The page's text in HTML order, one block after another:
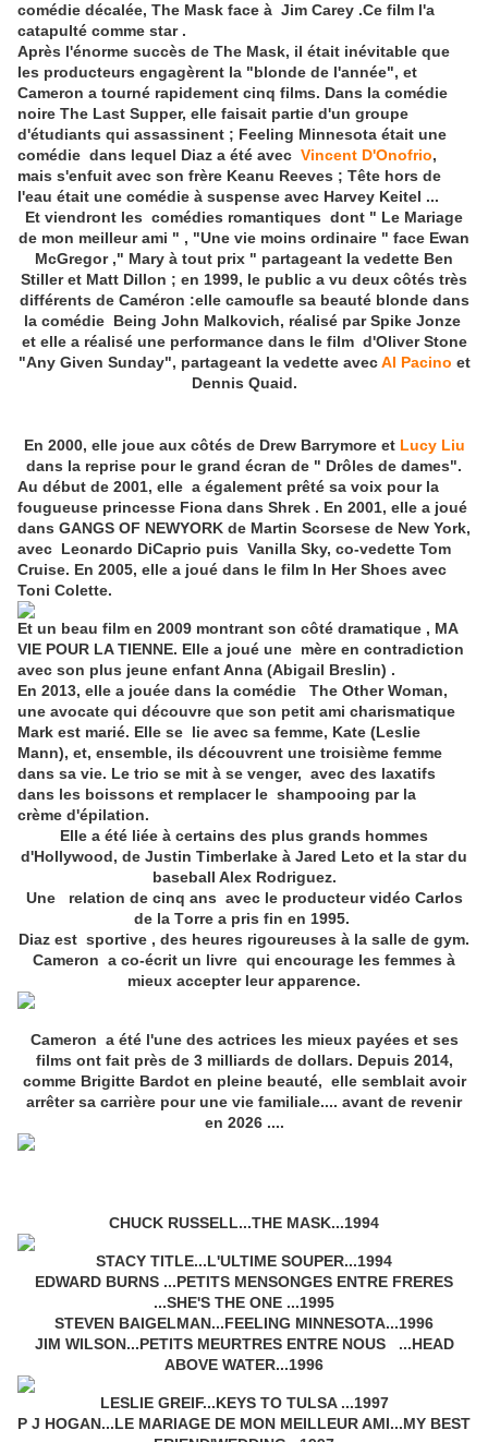
comédie décalée, The Mask face à Jim Carey .Ce film l'a
catapulté comme star .
Après l'énorme succès de The Mask, il était inévitable que
les producteurs engagèrent la "blonde de l'année", et
Cameron a tourné rapidement cinq films. Dans la comédie
noire The Last Supper, elle faisait partie d'un groupe
d'étudiants qui assassinent ; Feeling Minnesota était une
comédie dans lequel Diaz a été avec Vincent D'Onofrio,
mais s'enfuit avec son frère Keanu Reeves ; Tête hors de
l'eau était une comédie à suspense avec Harvey Keitel ...
Et viendront les comédies romantiques dont " Le Mariage
de mon meilleur ami " , "Une vie moins ordinaire " face Ewan
McGregor ," Mary à tout prix " partageant la vedette Ben
Stiller et Matt Dillon ; en 1999, le public a vu deux côtés très
différents de Caméron :elle camoufle sa beauté blonde dans
la comédie Being John Malkovich, réalisé par Spike Jonze
et elle a réalisé une performance dans le film d'Oliver Stone
"Any Given Sunday", partageant la vedette avecAl Pacino et
Dennis Quaid.
En 2000, elle joue aux côtés de Drew Barrymore et Lucy Liu
dans la reprise pour le grand écran de " Drôles de dames".
Au début de 2001, elle a également prêté sa voix pour la
fougueuse princesse Fiona dans Shrek . En 2001, elle a joué
dans GANGS OF NEWYORK de Martin Scorsese de New York,
avec Leonardo DiCaprio puis Vanilla Sky, co-vedette Tom
Cruise. En 2005, elle a joué dans le film In Her Shoes avec
Toni Colette.
Et un beau film en 2009 montrant son côté dramatique , MA
VIE POUR LA TIENNE. Elle a joué une mère en contradiction
avec son plus jeune enfant Anna (Abigail Breslin) .
En 2013, elle a jouée dans la comédie The Other Woman,
une avocate qui découvre que son petit ami charismatique
Mark est marié. Elle se lie avec sa femme, Kate (Leslie
Mann), et, ensemble, ils découvrent une troisième femme
dans sa vie. Le trio se mit à se venger, avec des laxatifs
dans les boissons et remplacer le shampooing par la
crème d'épilation.
Elle a été liée à certains des plus grands hommes
d'Hollywood, de Justin Timberlake à Jared Leto et la star du
baseball Alex Rodriguez.
Une relation de cinq ans avec le producteur vidéo Carlos
de la Torre a pris fin en 1995.
Diaz est sportive , des heures rigoureuses à la salle de gym.
Cameron a co-écrit un livre qui encourage les femmes à
mieux accepter leur apparence.
Cameron a été l'une des actrices les mieux payées et ses
films ont fait près de 3 milliards de dollars. Depuis 2014,
comme Brigitte Bardot en pleine beauté, elle semblait avoir
arrêter sa carrière pour une vie familiale.... avant de revenir
en 2026 ....
CHUCK RUSSELL...THE MASK...1994
STACY TITLE...L'ULTIME SOUPER...1994
EDWARD BURNS ...PETITS MENSONGES ENTRE FRERES
...SHE'S THE ONE ...1995
STEVEN BAIGELMAN...FEELING MINNESOTA...1996
JIM WILSON...PETITS MEURTRES ENTRE NOUS ...HEAD
ABOVE WATER...1996
LESLIE GREIF...KEYS TO TULSA ...1997
P J HOGAN...LE MARIAGE DE MON MEILLEUR AMI...MY BEST